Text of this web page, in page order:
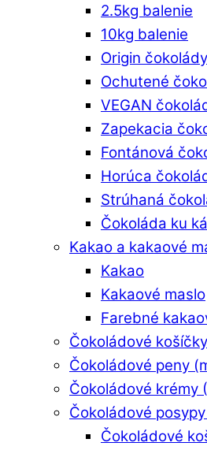
2.5kg balenie
10kg balenie
Origin čokolády
Ochutené
VEGAN
Zapekacia
Fontánová
Horúca
Strúhaná
Čokoláda ku
Kakao a kakaové
Kakao
Kakaové maslo
Farebné
Čokoládové
Čokoládové peny
Čokoládové krémy
Čokoládové
Čokoládové